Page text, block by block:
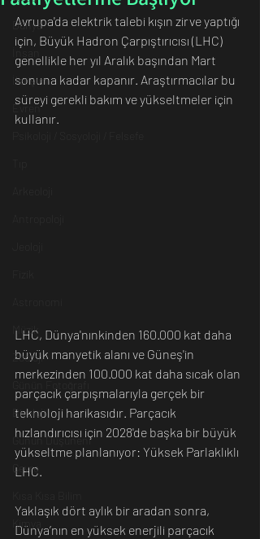
Dünya
İnsan
İletişim
Evren
Müzik
Zooloji
Biyoloji
Günün Düşüneni
Çevre
Kimya
Avrupa'da elektrik talebi kışın zirve yaptığı
için, Büyük Hadron Çarpıştırıcısı (LHC)
genellikle her yıl Aralık başından Mart
sonuna kadar kapanır. Araştırmacılar bu
süreyi gerekli bakım ve yükseltmeler için
kullanır.
LHC, Dünya'nınkinden 160.000 kat daha
büyük manyetik alanı ve Güneş'in
merkezinden 100.000 kat daha sıcak olan
parçacık çarpışmalarıyla gerçek bir
teknoloji harikasıdır. Parçacık
hızlandırıcısı için 2028'de başka bir büyük
yükseltme planlanıyor: Yüksek Parlaklıklı
LHC.
Yaklaşık dört aylık bir aradan sonra,
Dünya’nın en yüksek enerjili parçacık